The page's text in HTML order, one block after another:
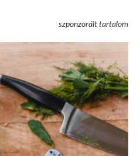
szponzorált tartalom